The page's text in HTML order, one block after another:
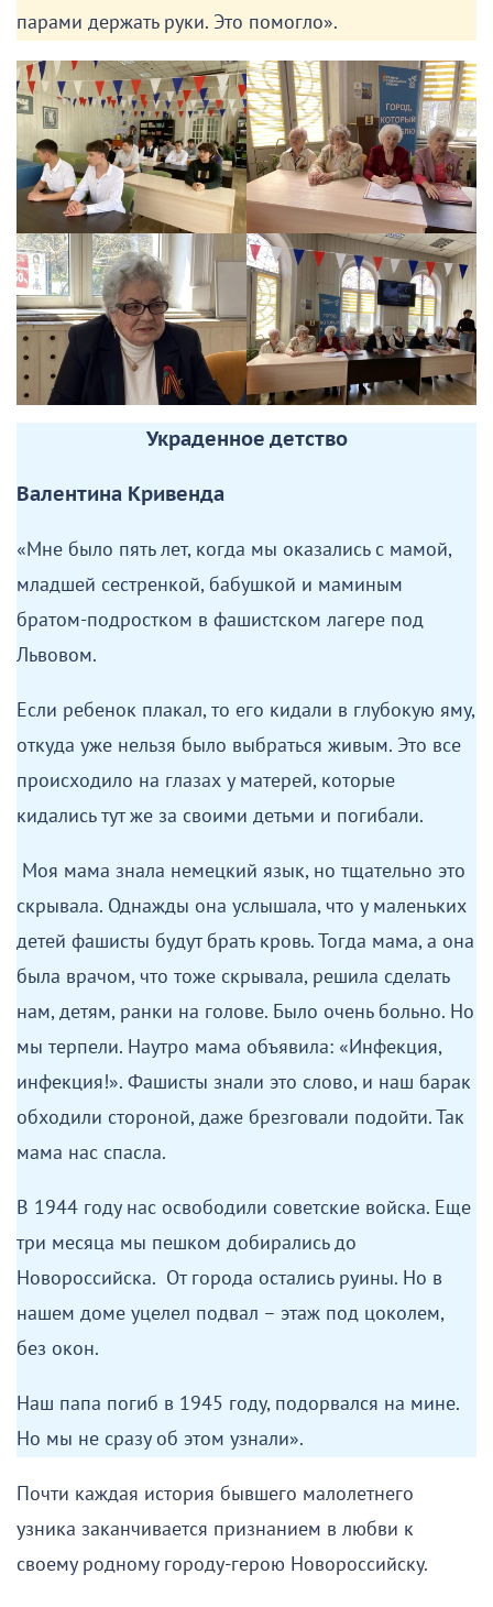
парами держать руки. Это помогло».
Украденное детство
Валентина Кривенда
«Мне было пять лет, когда мы оказались с мамой,
младшей сестренкой, бабушкой и маминым
братом-подростком в фашистском лагере под
Львовом.
Если ребенок плакал, то его кидали в глубокую яму,
откуда уже нельзя было выбраться живым. Это все
происходило на глазах у матерей, которые
кидались тут же за своими детьми и погибали.
Моя мама знала немецкий язык, но тщательно это
скрывала. Однажды она услышала, что у маленьких
детей фашисты будут брать кровь. Тогда мама, а она
была врачом, что тоже скрывала, решила сделать
нам, детям, ранки на голове. Было очень больно. Но
мы терпели. Наутро мама объявила: «Инфекция,
инфекция!». Фашисты знали это слово, и наш барак
обходили стороной, даже брезговали подойти. Так
мама нас спасла.
В 1944 году нас освободили советские войска. Еще
три месяца мы пешком добирались до
Новороссийска. От города остались руины. Но в
нашем доме уцелел подвал – этаж под цоколем,
без окон.
Наш папа погиб в 1945 году, подорвался на мине.
Но мы не сразу об этом узнали».
Почти каждая история бывшего малолетнего
узника заканчивается признанием в любви к
своему родному городу-герою Новороссийску.